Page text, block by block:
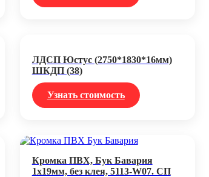
ЛДСП Юстус (2750*1830*16мм)
ШКДП (38)
Узнать стоимость
Кромка ПВХ, Бук Бавария
1х19мм, без клея, 5113-W07. СП